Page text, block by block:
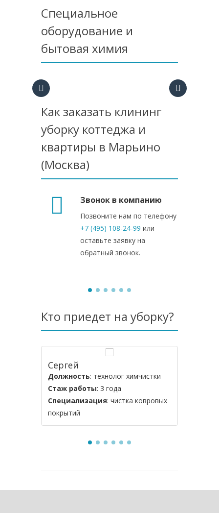
Специальное
оборудование и
бытовая химия
Как заказать клининг
уборку коттеджа и
квартиры в Марьино
(Москва)
Звонок в компанию
Позвоните нам по телефону
+7 (495) 108-24-99 или
оставьте заявку на
обратный звонок.
Кто приедет на уборку?
Сергей
Должность: технолог химчистки
Стаж работы: 3 года
Специализация: чистка ковровых
покрытий